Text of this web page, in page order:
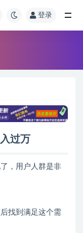
登录
过万
，用户人群是非
找到满足这个需